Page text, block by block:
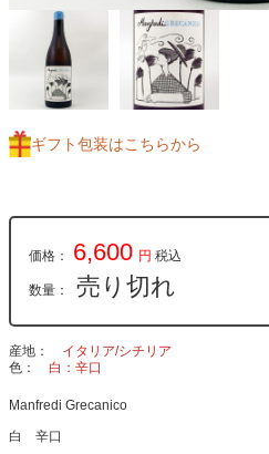
ギフト包装はこちらから
価格： 6,600 円 税込
数量： 売り切れ
産地
イタリア/シチリア
色
白：辛口
Manfredi Grecanico
白 辛口